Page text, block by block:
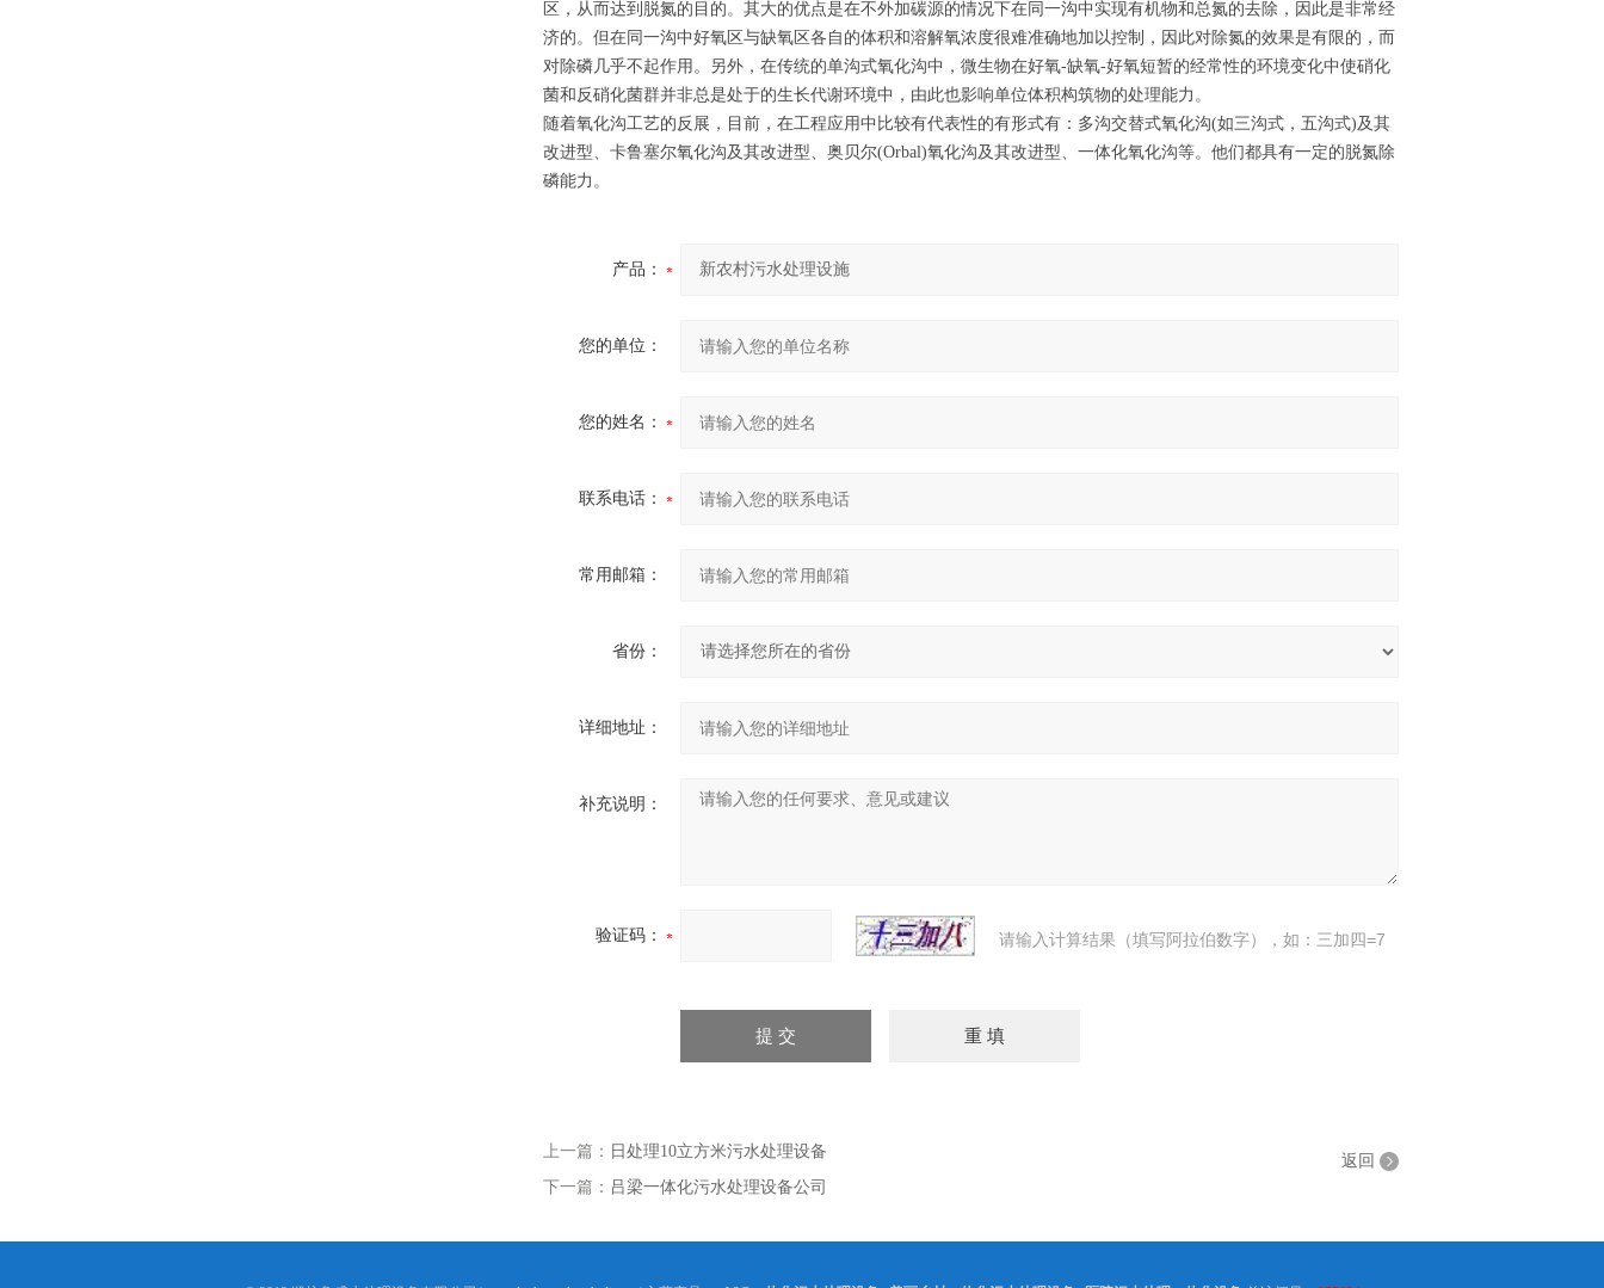
区，从而达到脱氮的目的。其大的优点是在不外加碳源的情况下在同一沟中实现有机物和总氮的去除，因此是非常经
济的。但在同一沟中好氧区与缺氧区各自的体积和溶解氧浓度很难准确地加以控制，因此对除氮的效果是有限的，而
对除磷几乎不起作用。另外，在传统的单沟式氧化沟中，微生物在好氧-缺氧-好氧短暂的经常性的环境变化中使硝化
菌和反硝化菌群并非总是处于的生长代谢环境中，由此也影响单位体积构筑物的处理能力。
随着氧化沟工艺的反展，目前，在工程应用中比较有代表性的有形式有：多沟交替式氧化沟(如三沟式，五沟式)及其
改进型、卡鲁塞尔氧化沟及其改进型、奥贝尔(Orbal)氧化沟及其改进型、一体化氧化沟等。他们都具有一定的脱氮除
磷能力。
产品：
您的单位：
您的姓名：
联系电话：
常用邮箱：
省份：
详细地址：
补充说明：
验证码： 请输入计算结果（填写阿拉伯数字），如：三加四=7
上一篇： 日处理10立方米污水处理设备
下一篇： 吕梁一体化污水处理设备公司
返回